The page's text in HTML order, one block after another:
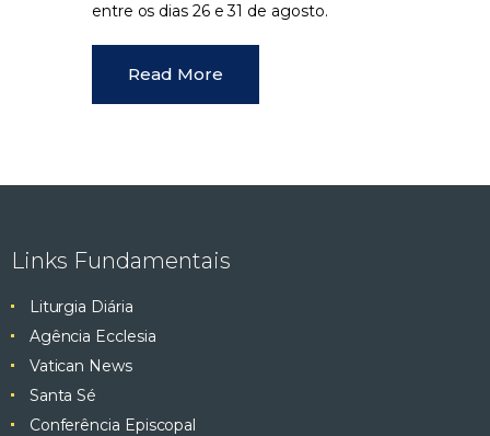
entre os dias 26 e 31 de agosto.
Read More
Links Fundamentais
Liturgia Diária
Agência Ecclesia
Vatican News
Santa Sé
Conferência Episcopal